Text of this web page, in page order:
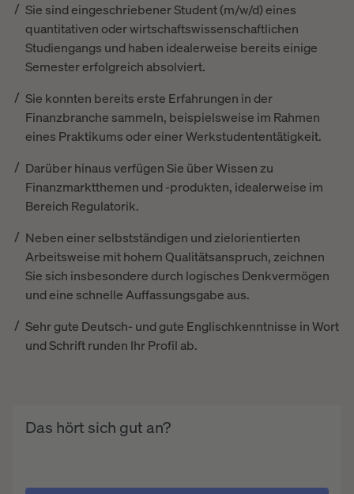
Sie sind eingeschriebener Student (m/w/d) eines
quantitativen oder wirtschaftswissenschaftlichen
Studiengangs und haben idealerweise bereits einige
Semester erfolgreich absolviert.
Sie konnten bereits erste Erfahrungen in der
Finanzbranche sammeln, beispielsweise im Rahmen
eines Praktikums oder einer Werkstudententätigkeit.
Darüber hinaus verfügen Sie über Wissen zu
Finanzmarktthemen und -produkten, idealerweise im
Bereich Regulatorik.
Neben einer selbstständigen und zielorientierten
Arbeitsweise mit hohem Qualitätsanspruch, zeichnen
Sie sich insbesondere durch logisches Denkvermögen
und eine schnelle Auffassungsgabe aus.
Sehr gute Deutsch- und gute Englischkenntnisse in Wort
und Schrift runden Ihr Profil ab.
Das hört sich gut an?